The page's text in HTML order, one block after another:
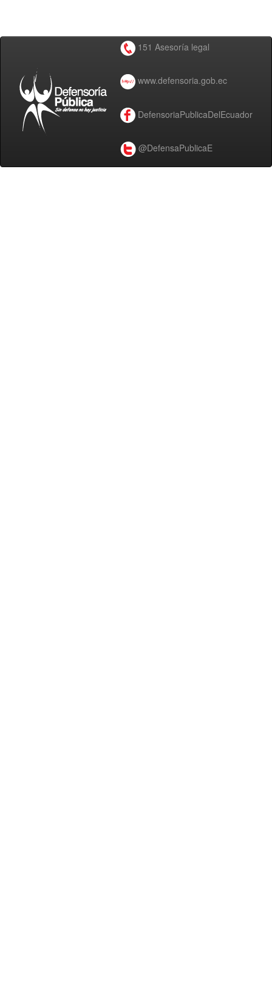
151 Asesoría legal
www.defensoria.gob.ec
DefensoriaPublicaDelEcuador
@DefensaPublicaE